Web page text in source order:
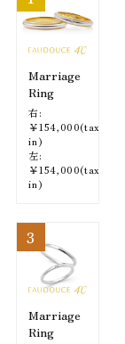
Marriage
Ring
右:
￥154,000(tax
in)
左:
￥154,000(tax
in)
3
Marriage
Ring